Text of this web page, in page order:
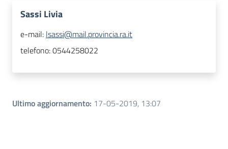
Sassi Livia
e-mail: lsassi@mail.provincia.ra.it
telefono:0544258022
Ultimo aggiornamento: 17-05-2019, 13:07